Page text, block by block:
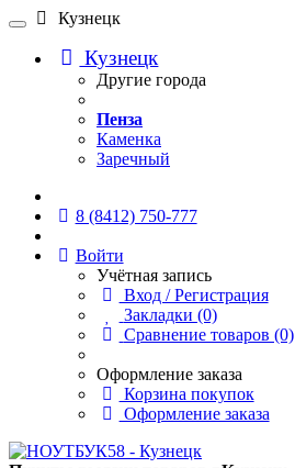
Кузнецк
Кузнецк
Другие города
Пенза
Каменка
Заречный
8 (8412) 750-777
Войти
Учётная запись
Вход / Регистрация
Закладки (0)
Сравнение товаров (0)
Оформление заказа
Корзина покупок
Оформление заказа